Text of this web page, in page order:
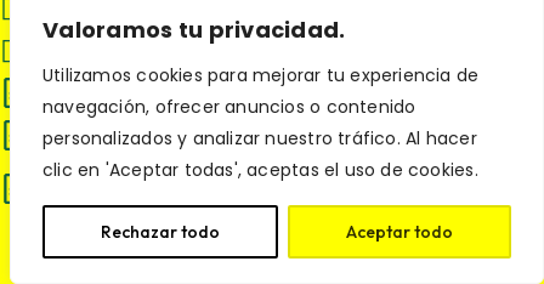
Valoramos tu privacidad.
Utilizamos cookies para mejorar tu experiencia de
navegación, ofrecer anuncios o contenido
personalizados y analizar nuestro tráfico. Al hacer
clic en 'Aceptar todas', aceptas el uso de cookies.
Rechazar todo Aceptar todo
servicioalcliente@petsandcats.com.co
Política de cookies
Términos y Condiciones
Política de tratamiento de datos
personales
Síguenos en: